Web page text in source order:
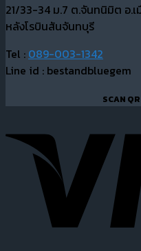
21/33-34 ม.7 ต.จันทนิมิต อ.
หลังโรบินสันจันทบุรี
Tel : 089-003-1342
Line id : bestandbluegem
SCAN